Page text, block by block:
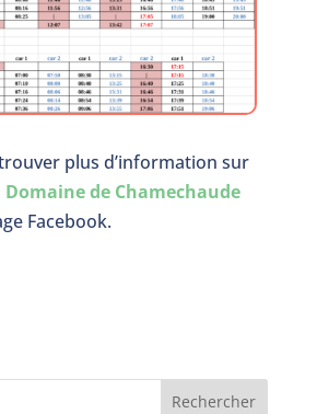
plus d’information sur
Domaine de Chamechaude
Facebook.
Rechercher